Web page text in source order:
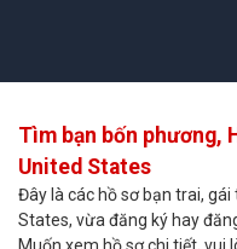
Tìm bạn bốn phương,
United States
Đây là các hồ sơ bạn trai,
States, vừa đăng ký hay